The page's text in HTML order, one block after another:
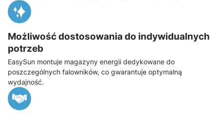
Możliwość dostosowania do indywidualnych
potrzeb
EasySun montuje magazyny energii dedykowane do
poszczególnych falowników, co gwarantuje optymalną
wydajność.